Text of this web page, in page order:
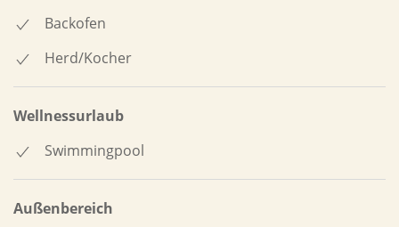
Backofen
Herd/Kocher
Wellnessurlaub
Swimmingpool
Außenbereich